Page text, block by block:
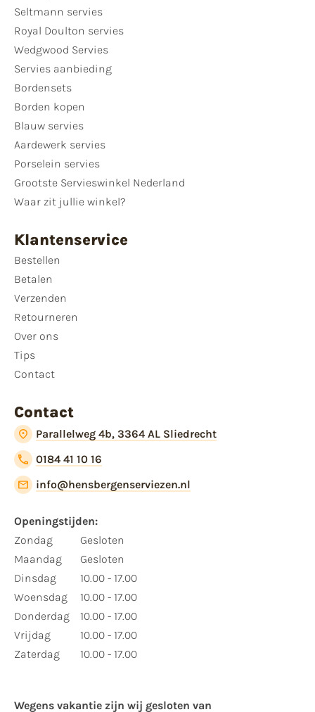
Seltmann servies
Royal Doulton servies
Wedgwood Servies
Servies aanbieding
Bordensets
Borden kopen
Blauw servies
Aardewerk servies
Porselein servies
Grootste Servieswinkel Nederland
Waar zit jullie winkel?
Klantenservice
Bestellen
Betalen
Verzenden
Retourneren
Over ons
Tips
Contact
Contact
Parallelweg 4b, 3364 AL Sliedrecht
0184 41 10 16
info@hensbergenserviezen.nl
Openingstijden:
Zondag
Maandag
Dinsdag
Woensdag
Donderdag
Vrijdag
Zaterdag
Gesloten
Gesloten
10.00 - 17.00
10.00 - 17.00
10.00 - 17.00
10.00 - 17.00
10.00 - 17.00
Wegens vakantie zijn wij gesloten van ​